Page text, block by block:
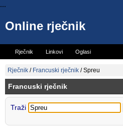
...
Online rječnik
Rječnik Linkovi Oglasi
Vicevi Mini rječnik
Rječnik / Francuski rječnik /Spreu
Francuski rječnik
Traži